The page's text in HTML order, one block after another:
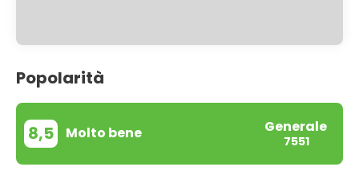
Popolarità
8,5 Molto bene Generale
7551